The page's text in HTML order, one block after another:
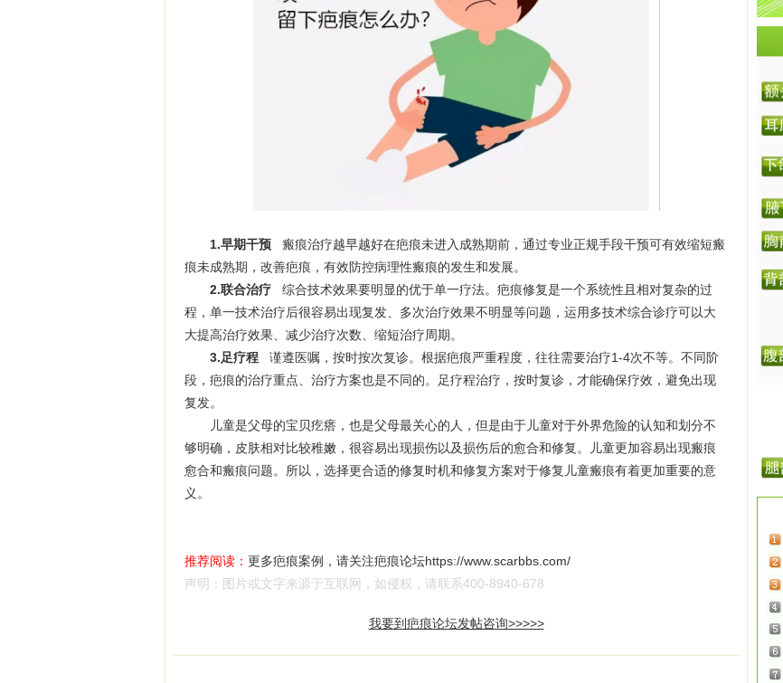
1.早期干预
瘢痕治疗越早越好在疤痕未进入成熟期前，通过专业正规手段干预可有效缩短瘢
痕未成熟期，改善疤痕，有效防控病理性瘢痕的发生和发展。
2.联合治疗
综合技术效果要明显的优于单一疗法。疤痕修复是一个系统性且相对复杂的过
程，单一技术治疗后很容易出现复发、多次治疗效果不明显等问题，运用多技术综合诊疗可以大
大提高治疗效果、减少治疗次数、缩短治疗周期。
3.足疗程
谨遵医嘱，按时按次复诊。根据疤痕严重程度，往往需要治疗1-4次不等。不同阶
段，疤痕的治疗重点、治疗方案也是不同的。足疗程治疗，按时复诊，才能确保疗效，避免出现
复发。
儿童是父母的宝贝疙瘩，也是父母最关心的人，但是由于儿童对于外界危险的认知和划分不
够明确，皮肤相对比较稚嫩，很容易出现损伤以及损伤后的愈合和修复。儿童更加容易出现瘢痕
愈合和瘢痕问题。所以，选择更合适的修复时机和修复方案对于修复儿童瘢痕有着更加重要的意
义。
推荐阅读： 更多疤痕案例，请关注疤痕论坛https://www.scarbbs.com/
声明：图片或文字来源于互联网，如侵权，请联系400-8940-678
我要到疤痕论坛发帖咨询>>>>>